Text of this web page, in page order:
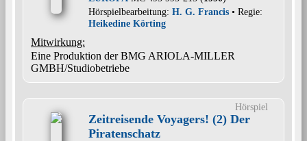
Hörspielbearbeitung: H. G. Francis • Regie:
Heikedine Körting
Mitwirkung:
Eine Produktion der BMG ARIOLA-MILLER
GMBH/Studiobetriebe
Hörspiel
Zeitreisende Voyagers! (2) Der
Piratenschatz